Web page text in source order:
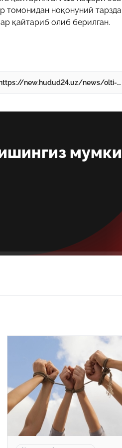
томонидан ноқонуний
қайтариб олиб берилган.
https://new.hudud24.uz/news/olti-oj-ichida-523-nafar-odam-savdosi-kurboni-bulgan-fukaro-uzbekistonga-kajtarilgan